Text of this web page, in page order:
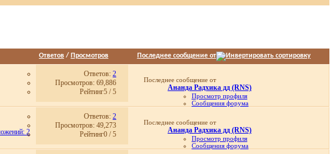
Ответов/ Просмотров Последнее сообщение от
Ответов:2
Просмотров: 69,886
Рейтинг5 / 5
Последнее сообщение от
Ананда Радхика дд (RNS)
Просмотр профиля
Сообщения форума
Домашняя страница
Просмотр статей
11.10.2019,11:28
Ответов:2
Просмотров: 49,273
Рейтинг0 / 5
Последнее сообщение от
Ананда Радхика дд (RNS)
Просмотр профиля
Сообщения форума